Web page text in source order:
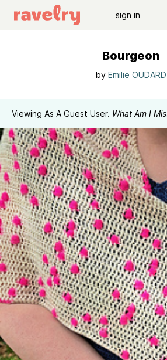
sign in
Bourgeon
by Emilie OUDARD
Viewing As A Guest User. What Am I